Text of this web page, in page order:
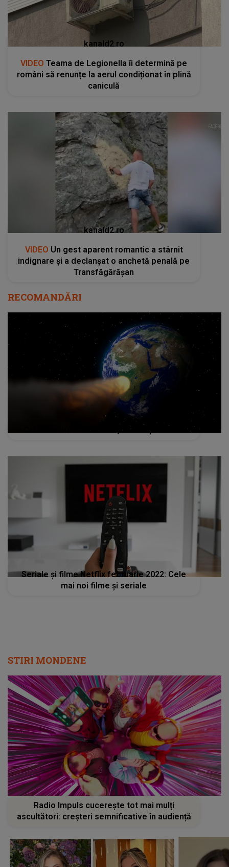
kanald2.ro
VIDEO Teama de Legionella îi determină pe
români să renunțe la aerul condiționat în plină
caniculă
kanald2.ro
VIDEO Un gest aparent romantic a stârnit
indignare și a declanșat o anchetă penală pe
Transfăgărășan
RECOMANDĂRI
Cele mai bune filme despre sfârşitul lumii
Seriale și filme Netflix februarie 2022: Cele
mai noi filme și seriale
STIRI MONDENE
Radio Impuls cucerește tot mai mulți
ascultători: creșteri semnificative în audiență